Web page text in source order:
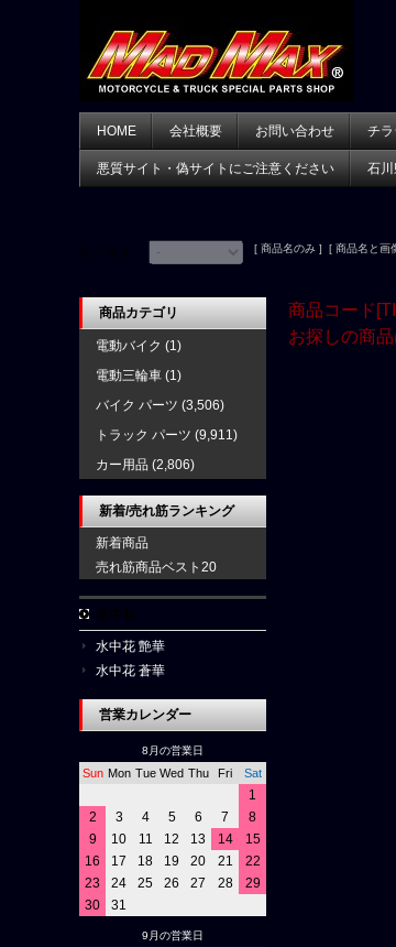
HOME 会社概要 お問い合わせ チ
悪質サイト・偽サイトにご注意ください 石
[ 商品名のみ ] [ 商品名と画
商品コード
お探しの商
商品カテゴリ
電動バイク (1)
電動三輪車 (1)
バイク パーツ (3,506)
トラック パーツ (9,911)
カー用品 (2,806)
新着/売れ筋ランキング
新着商品
売れ筋商品ベスト20
水中花 艶華
水中花 蒼華
営業カレンダー
8月の営業日
Sun Mon Tue Wed Thu Fri Sat
1
2
3 4 5 6 7
8
9
10 11 12 13 14
15
16
17 18 19 20 21
22
23
24 25 26 27 28
29
30
31
9月の営業日